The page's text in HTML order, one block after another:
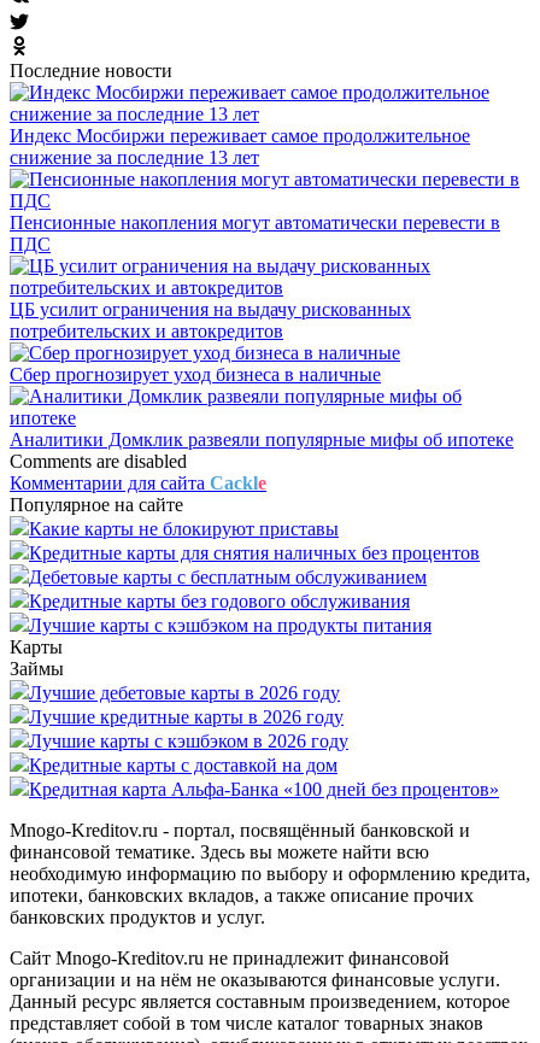
Последние новости
Индекс Мосбиржи переживает самое продолжительное
снижение за последние 13 лет
Пенсионные накопления могут автоматически перевести в
ПДС
ЦБ усилит ограничения на выдачу рискованных
потребительских и автокредитов
Сбер прогнозирует уход бизнеса в наличные
Аналитики Домклик развеяли популярные мифы об ипотеке
Comments are disabled
Комментарии для сайта Cackle
Популярное на сайте
Какие карты не блокируют приставы
Кредитные карты для снятия наличных без процентов
Дебетовые карты с бесплатным обслуживанием
Кредитные карты без годового обслуживания
Лучшие карты с кэшбэком на продукты питания
Карты
Займы
Лучшие дебетовые карты в 2026 году
Лучшие кредитные карты в 2026 году
Лучшие карты с кэшбэком в 2026 году
Кредитные карты с доставкой на дом
Кредитная карта Альфа-Банка «100 дней без процентов»
Mnogo-Kreditov.ru - портал, посвящённый банковской и
финансовой тематике. Здесь вы можете найти всю
необходимую информацию по выбору и оформлению кредита,
ипотеки, банковских вкладов, а также описание прочих
банковских продуктов и услуг.
Сайт Mnogo-Kreditov.ru не принадлежит финансовой
организации и на нём не оказываются финансовые услуги.
Данный ресурс является составным произведением, которое
представляет собой в том числе каталог товарных знаков